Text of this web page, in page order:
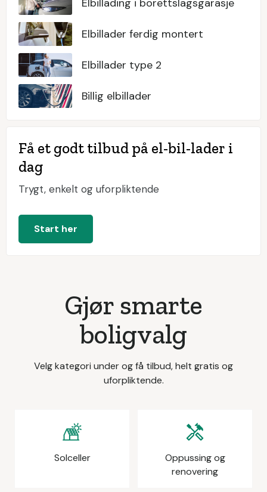
Elbillading i borettslagsgarasje
Elbillader ferdig montert
Elbillader type 2
Billig elbillader
Få et godt tilbud på el-bil-lader i
dag
Trygt, enkelt og uforpliktende
Start her
Gjør smarte
boligvalg
Velg kategori under og få tilbud, helt gratis og
uforpliktende.
Solceller
Oppussing og
renovering